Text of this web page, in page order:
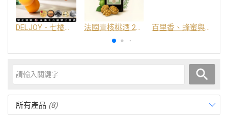
DELJOY - 七橘干邑利口酒 24% 法國青核桃酒 25% 百里香、蜂蜜與番紅花酒
所有產品 (8)